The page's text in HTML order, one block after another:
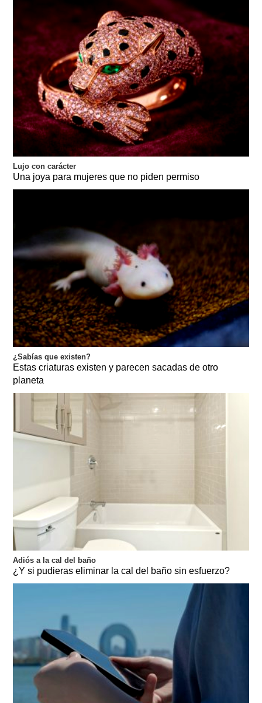
Lujo con carácter
Una joya para mujeres que no piden permiso
¿Sabías que existen?
Estas criaturas existen y parecen sacadas de otro
planeta
Adiós a la cal del baño
¿Y si pudieras eliminar la cal del baño sin esfuerzo?